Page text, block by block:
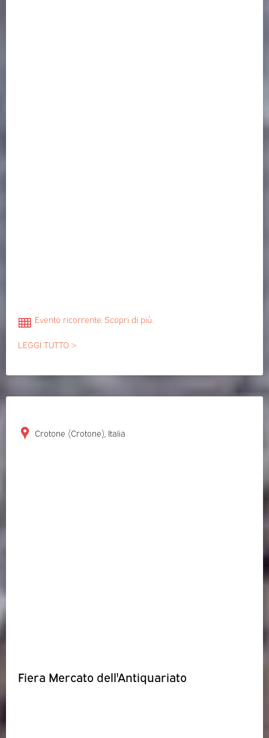
Evento ricorrente. Scopri di più.
LEGGI TUTTO >
Crotone (Crotone), Italia
Fiera Mercato dell'Antiquariato